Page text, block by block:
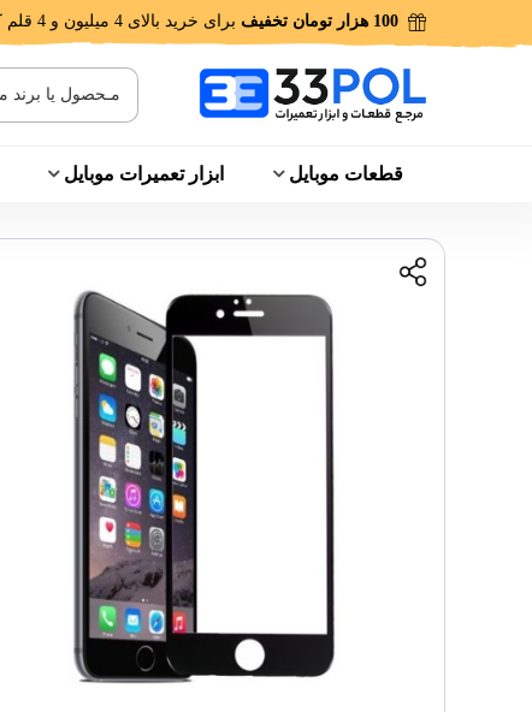
100 هزار تومان تخفیف برای خرید بالای 4 میلیون و 4 قلم کالا!
قطعات موبایل ابزار تعمیرات موبایل